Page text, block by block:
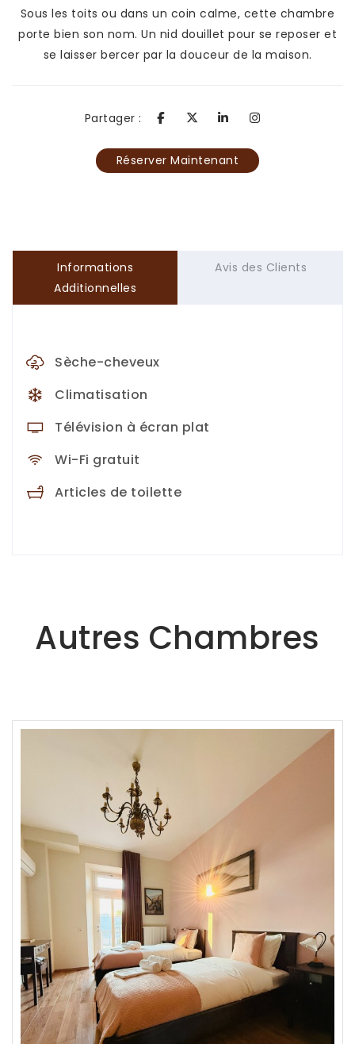
Sous les toits ou dans un coin calme, cette chambre
porte bien son nom. Un nid douillet pour se reposer et
se laisser bercer par la douceur de la maison.
Partager :
Réserver Maintenant
Informations
Additionnelles
Avis des Clients
Sèche-cheveux
Climatisation
Télévision à écran plat
Wi-Fi gratuit
Articles de toilette
Autres Chambres